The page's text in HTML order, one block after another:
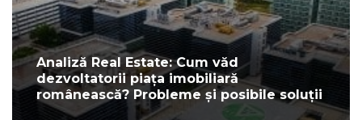
Analiză Real Estate: Cum văd
dezvoltatorii piața imobiliară
românească? Probleme și posibile soluții